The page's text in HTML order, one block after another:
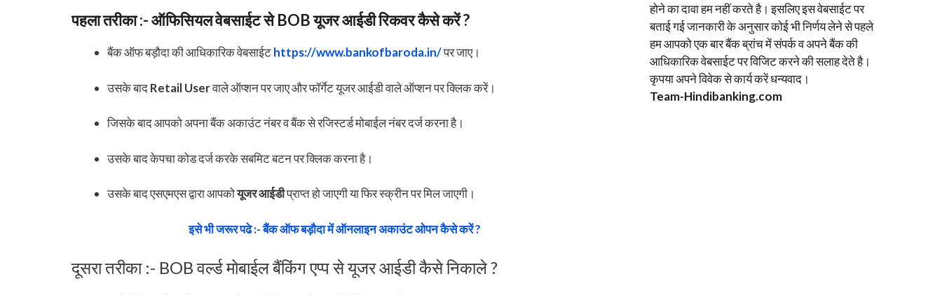
पहला तरीका :- ऑफिसियल वेबसाईट से BOB यूजर आईडी रिकवर कैसे करें ?
बैंक ऑफ बड़ौदा की आधिकारिक वेबसाईटhttps://www.bankofbaroda.in/पर जाए।
उसके बादRetail Userवाले ऑप्शन पर जाए और फॉर्गेट यूजर आईडी वाले ऑप्शन पर क्लिक करें।
जिसके बाद आपको अपना बैंक अकाउंट नंबर व बैंक से रजिस्टर्ड मोबाईल नंबर दर्ज करना है।
उसके बाद केपचा कोड दर्ज करके सबमिट बटन पर क्लिक करना है।
उसके बाद एसएमएस द्वारा आपकोयूजर आईडीप्राप्त हो जाएगी या फिर स्क्रीन पर मिल जाएगी।
इसे भी जरूर पढे :- बैंक ऑफ बड़ौदा में ऑनलाइन अकाउंट ओपन कैसे करें ?
दूसरा तरीका :- BOB वर्ल्ड मोबाईल बैंकिंग एप्प से यूजर आईडी कैसे निकाले ?
होने का दावा हम नहीं करते है। इसलिए इस वेबसाईट पर
बताई गई जानकारी के अनुसार कोई भी निर्णय लेने से पहले
हम आपको एक बार बैंक ब्रांच में संपर्क व अपने बैंक की
आधिकारिक वेबसाईट पर विजिट करने की सलाह देते है।
कृपया अपने विवेक से कार्य करें धन्यवाद।
Team-Hindibanking.com